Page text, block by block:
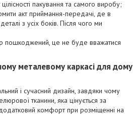
пакування та самого виробу;
акт приймання-передачі, де в
з усіх боків. Після чого ми
пошкоджений, це не буде вважатися
металевому каркасі для дому
і сучасний дизайн, завдяки чому
тканини, яка цінується за
комфорт при розміщенні на